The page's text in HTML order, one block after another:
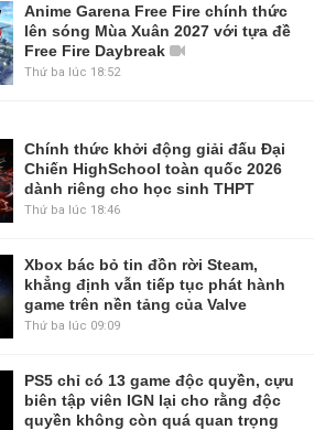
Anime Garena Free Fire chính thức
lên sóng Mùa Xuân 2027 với tựa đề
Free Fire Daybreak
Thứ ba lúc 18:52
Chính thức khởi động giải đấu Đại
Chiến HighSchool toàn quốc 2026
dành riêng cho học sinh THPT
Thứ ba lúc 18:46
Xbox bác bỏ tin đồn rời Steam,
khẳng định vẫn tiếp tục phát hành
game trên nền tảng của Valve
Thứ ba lúc 09:09
PS5 chỉ có 13 game độc quyền, cựu
biên tập viên IGN lại cho rằng độc
quyền không còn quá quan trọng